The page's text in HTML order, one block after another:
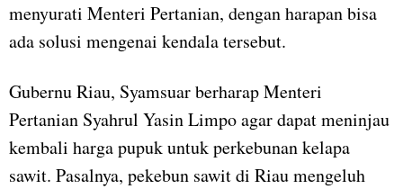
menyurati Menteri Pertanian, dengan harapan bisa
ada solusi mengenai kendala tersebut.
Gubernu Riau, Syamsuar berharap Menteri
Pertanian Syahrul Yasin Limpo agar dapat meninjau
kembali harga pupuk untuk perkebunan kelapa
sawit. Pasalnya, pekebun sawit di Riau mengeluh